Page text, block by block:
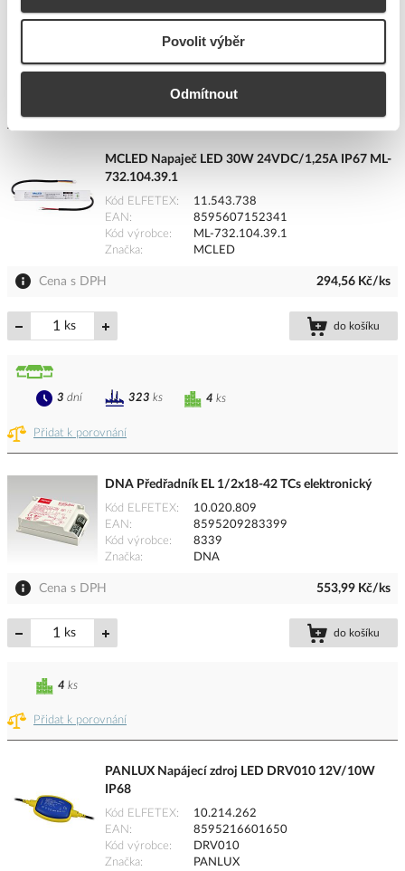
Povolit výběr
Odmítnout
ks do košíku
5 ks
MCLED Napaječ LED 30W 24VDC/1,25A IP67 ML-
732.104.39.1
Kód ELFETEX
11.543.738
EAN
8595607152341
Kód výrobce
ML-732.104.39.1
Značka
MCLED
Cena s DPH 294,56 Kč/ks
ks do košíku
Přidat k porovnání
4 ks
3 dní 323 ks
DNA Předřadník EL 1/2x18-42 TCs elektronický
Kód ELFETEX
10.020.809
EAN
8595209283399
Kód výrobce
8339
Značka
DNA
Cena s DPH 553,99 Kč/ks
ks do košíku
Přidat k porovnání
4 ks
PANLUX Napájecí zdroj LED DRV010 12V/10W
IP68
Kód ELFETEX
10.214.262
EAN
8595216601650
Kód výrobce
DRV010
Značka
PANLUX